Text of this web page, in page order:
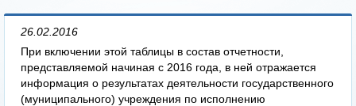
26.02.2016
При включении этой таблицы в состав отчетности,
представляемой начиная с 2016 года, в ней отражается
информация о результатах деятельности государственного
(муниципального) учреждения по исполнению